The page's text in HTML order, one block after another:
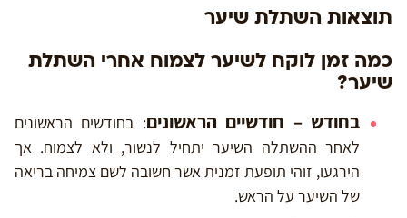
תוצאות השתלת שיער
כמה זמן לוקח לשיער לצמוח אחרי השתלת
שיער?
בחודש – חודשיים הראשונים: בחודשים הראשונים
לאחר ההשתלה השיער יתחיל לנשור, ולא לצמוח. אך
הירגעו, זוהי תופעת זמנית אשר חשובה לשם צמיחה בריאה
של השיער על הראש.